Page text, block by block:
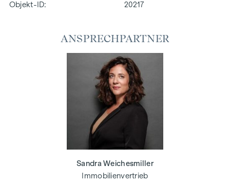
Objekt-ID: 20217
ANSPRECHPARTNER
Sandra Weichesmiller
Immobilienvertrieb